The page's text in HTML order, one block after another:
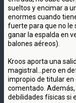
sueltos y encimar a
enormes cuando
fuerte para que no le
ganar la espalda en
balones aéreos).
Kroos aporta una
magistral...pero en
impropio de titular en
comentado.
debilidades físicas si